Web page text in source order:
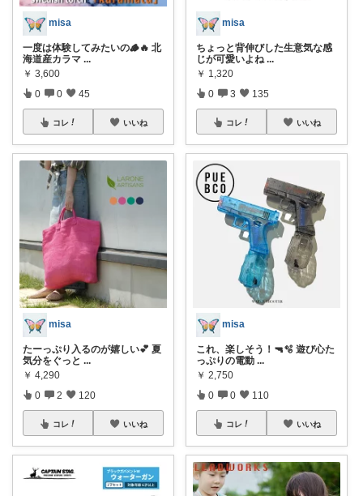
misa
一度は体験してみたいの🪵🔥 北
海道産カラマ ...
￥ 3,600
0 0 45
コレ いいね
misa
たーっぷり入るのが嬉しい💕 夏
気分をぐっと ...
￥ 4,290
0 2 120
コレ いいね
misa
ちょっと背伸びした生意気な感
じが可愛いよね ...
￥ 1,320
0 3 135
コレ いいね
misa
これ、楽しそう！🔫🫧 遊び心た
っぷりの電動 ...
￥ 2,750
0 0 110
コレ いいね